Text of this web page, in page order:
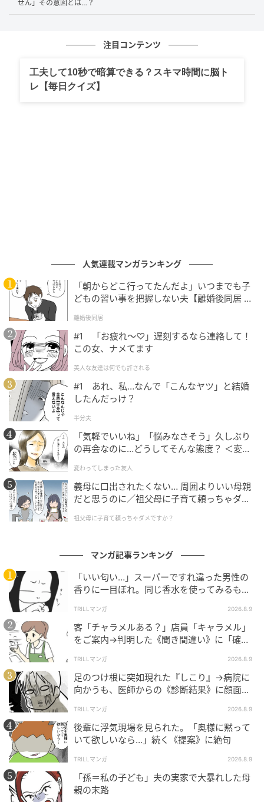
ナオさんは「嫌いだと思っていたけど、美味しかっ
た」と話しながら、オニオンフライをほとんど食べき
ってしまいます。その様子を見たりいなさんは、
「嘘……食べちゃったの……！？」とショックを受け、
「私、まだ食べてない……」と涙を流すのでした。
せん」その意図とは…？
注目コンテンツ
工夫して10秒で暗算できる？スキマ時間に脳ト
レ【毎日クイズ】
人気連載マンガランキング
「朝からどこ行ってたんだよ」いつまでも子
どもの習い事を把握しない夫【離婚後同居 Vo
離婚後同居
#1 「お疲れ〜♡」遅刻するなら連絡して！
この女、ナメてます
美人な友達は何でも許される
#1 あれ、私…なんで「こんなヤツ」と結婚
したんだっけ？
半分夫
「気軽でいいね」「悩みなさそう」久しぶり
の再会なのに…どうしてそんな態度？ ＜変わ
日には】
変わってしまった友人
義母に口出されたくない… 周囲よりいい母親
だと思うのに／祖父母に子育て頼っちゃダメ
んが】
祖父母に子育て頼っちゃダメですか？
マンガ記事ランキング
「いい匂い…」スーパーですれ違った男性の
香りに一目ぼれ。同じ香水を使ってみるも…
TRILLマンガ 2026.8.9
客「チャラメルある？」店員「キャラメル」
をご案内→判明した《聞き間違い》に「確か
TRILLマンガ 2026.8.9
足のつけ根に突如現れた『しこり』→病院に
向かうも、医師からの《診断結果》に顔面蒼
TRILLマンガ 2026.8.9
後輩に浮気現場を見られた。「奥様に黙って
いて欲しいなら…」続く《提案》に絶句
TRILLマンガ 2026.8.9
「孫＝私の子ども」夫の実家で大暴れした母
親の末路